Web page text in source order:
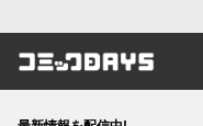
コミック